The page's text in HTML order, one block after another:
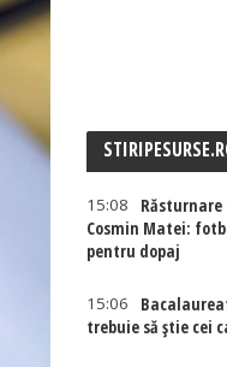
15:08
Cosmin Matei:
pentru dopaj
15:06
trebuie să știe cei